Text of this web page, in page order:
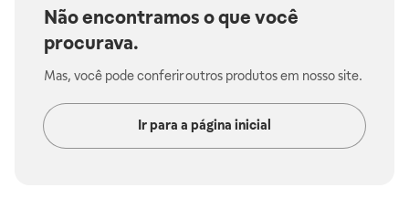
Não encontramos o que você
procurava.
Mas, você pode conferir outros produtos em nosso site.
Ir para a página inicial